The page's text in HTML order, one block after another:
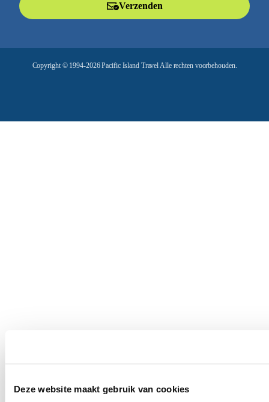
Deze website maakt gebruik van cookies
a
Verzenden
Copyright © 1994-2026 Pacific Island Travel Alle rechten voorbehouden.